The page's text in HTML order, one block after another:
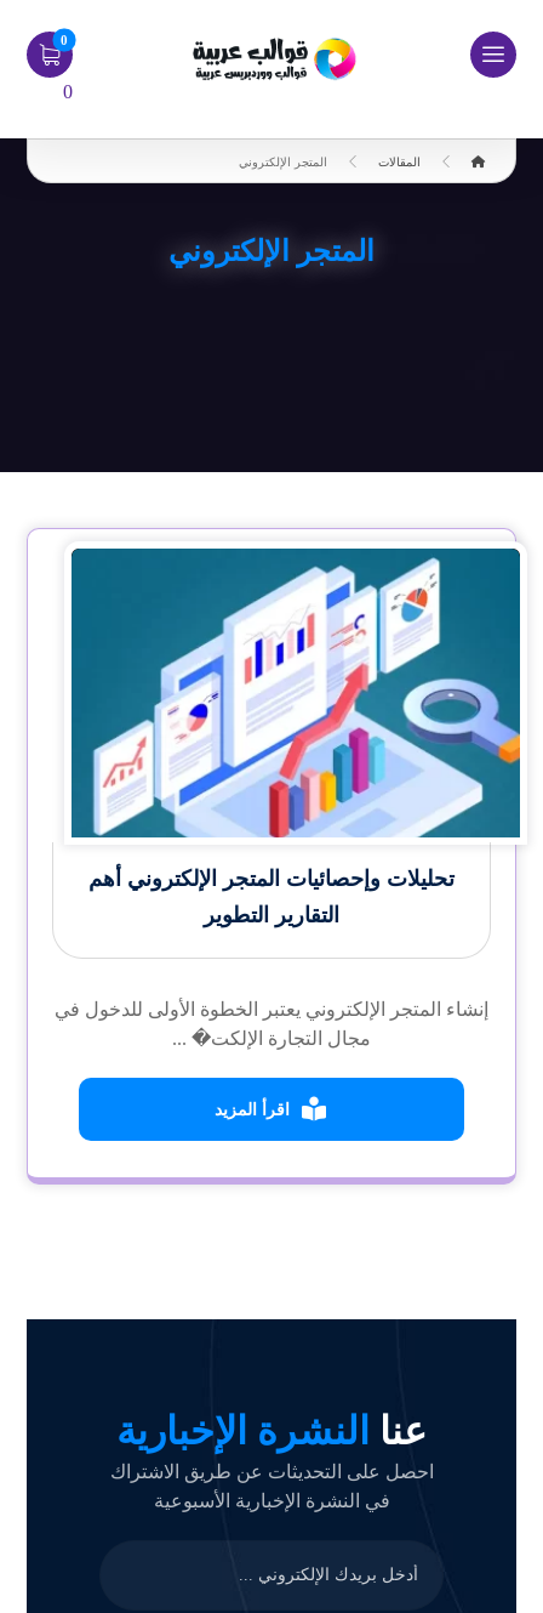
0
المقالات المتجر الإلكتروني
المتجر الإلكتروني
تحليلات وإحصائيات المتجر الإلكتروني أهم
التقارير التطوير
إنشاء المتجر الإلكتروني يعتبر الخطوة الأولى للدخول في
مجال التجارة الإلكت� ...
اقرأ المزيد
عنا النشرة الإخبارية
احصل على التحديثات عن طريق الاشتراك
في النشرة الإخبارية الأسبوعية